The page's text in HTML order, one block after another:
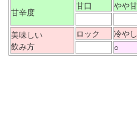
甘辛度
甘口 やや
美味しい
飲み方
ロック 冷や
○